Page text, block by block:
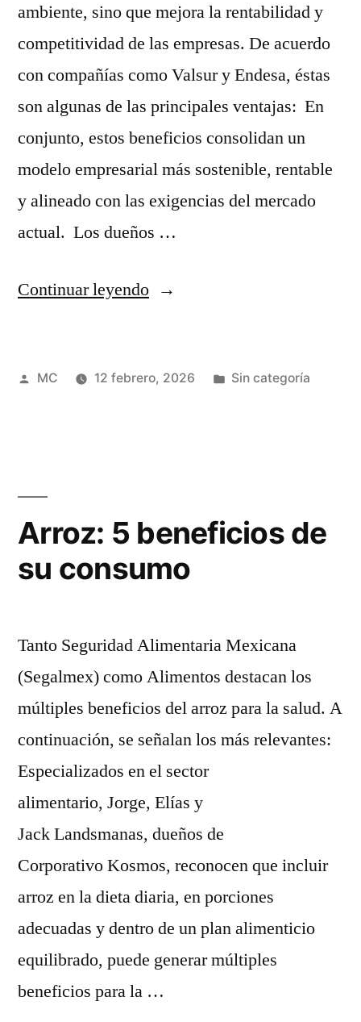
ambiente, sino que mejora la rentabilidad y
competitividad de las empresas. De acuerdo
con compañías como Valsur y Endesa, éstas
son algunas de las principales ventajas: En
conjunto, estos beneficios consolidan un
modelo empresarial más sostenible, rentable
y alineado con las exigencias del mercado
actual. Los dueños …
Continuar leyendo“¿Cuáles
beneficios
energía?”
Publicado
MC 12 febrero, 2026
Publicada
Sin categoría
Arroz: 5 beneficios de
su consumo
Tanto Seguridad Alimentaria Mexicana
(Segalmex) como Alimentos destacan los
múltiples beneficios del arroz para la salud. A
continuación, se señalan los más relevantes:
Especializados en el sector
alimentario, Jorge, Elías y
Jack Landsmanas, dueños de
Corporativo Kosmos, reconocen que incluir
arroz en la dieta diaria, en porciones
adecuadas y dentro de un plan alimenticio
equilibrado, puede generar múltiples
beneficios para la …